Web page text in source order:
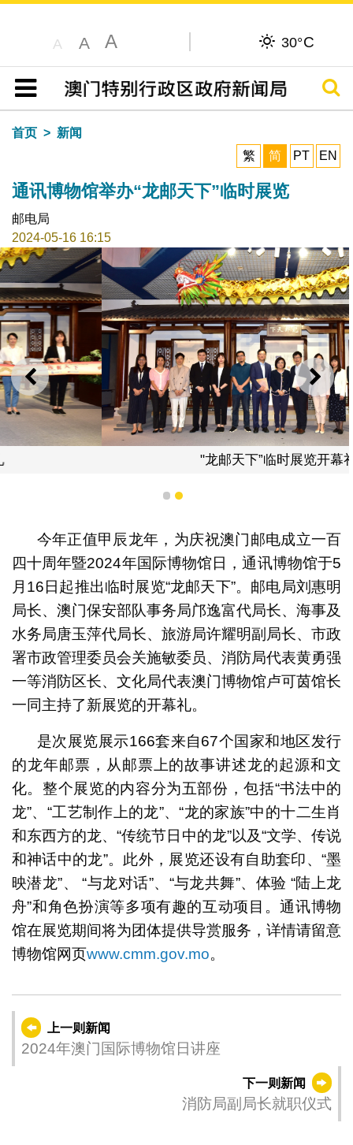
A A A 30°C
目录
搜寻
首页
新闻
繁
简 PT EN
通讯博物馆举办“龙邮天下”临时展览
邮电局
2024-05-16 16:15
上一则 下一
"龙邮天下”临时展览开幕礼
1 2
今年正值甲辰龙年，为庆祝澳门邮电成立一百
四十周年暨2024年国际博物馆日，通讯博物馆于5
月16日起推出临时展览“龙邮天下”。邮电局刘惠明
局长、澳门保安部队事务局邝逸富代局长、海事及
水务局唐玉萍代局长、旅游局许耀明副局长、市政
署市政管理委员会关施敏委员、消防局代表黄勇强
一等消防区长、文化局代表澳门博物馆卢可茵馆长
一同主持了新展览的开幕礼。
是次展览展示166套来自67个国家和地区发行
的龙年邮票，从邮票上的故事讲述龙的起源和文
化。整个展览的内容分为五部份，包括“书法中的
龙”、“工艺制作上的龙”、“龙的家族”中的十二生肖
和东西方的龙、“传统节日中的龙”以及“文学、传说
和神话中的龙”。此外，展览还设有自助套印、“墨
映潜龙”、 “与龙对话”、“与龙共舞”、体验 “陆上龙
舟”和角色扮演等多项有趣的互动项目。通讯博物
馆在展览期间将为团体提供导赏服务，详情请留意
博物馆网页www.cmm.gov.mo。
上一则新闻
2024年澳门国际博物馆日讲座
下一则新闻
消防局副局长就职仪式